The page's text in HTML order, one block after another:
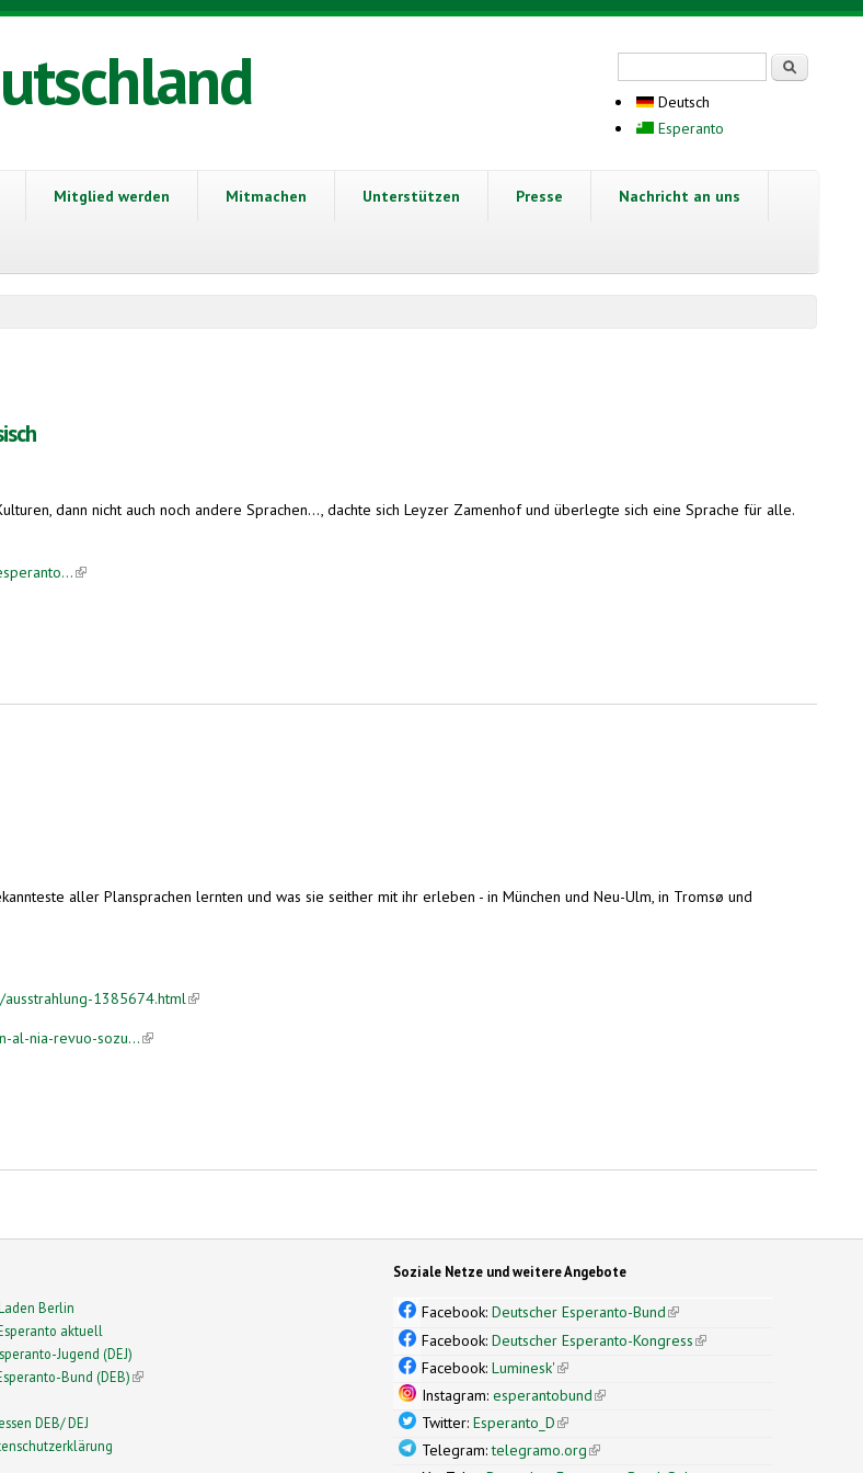
Deutsch
Esperanto
Mitglied werden Mitmachen Unterstützen Presse Nachricht an uns
dann nicht auch noch andere Sprachen…, dachte sich Leyzer Zamenhof und überlegte sich eine Sprache für alle.
(link is external)
aller Plansprachen lernten und was sie seither mit ihr erleben - in München und Neu-Ulm, in Tromsø und
1385674.html(link is external)
al-nia-revuo-sozu...(link is external)
Berlin
aktuell
Jugend (DEJ)
Bund (DEB)(link is external)
DEB/ DEJ
Soziale Netze und weitere Angebote
Facebook:Deutscher Esperanto-Bund(link is external)
Facebook:Deutscher Esperanto-Kongress(link is external)
Facebook:Luminesk'(link is external)
Instagram:esperantobund(link is external)
Twitter:Esperanto_D(link is external)
Telegram:telegramo.org(link is external)